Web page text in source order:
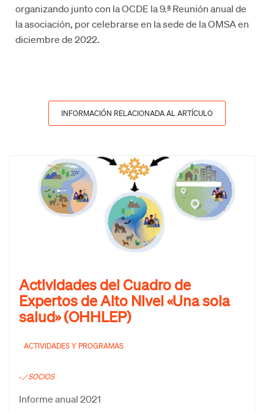
organizando junto con la OCDE la 9.ª Reunión anual de
la asociación, por celebrarse en la sede de la OMSA en
diciembre de 2022.
INFORMACIÓN RELACIONADA AL ARTÍCULO
Actividades del Cuadro de
Expertos de Alto Nivel «Una sola
salud» (OHHLEP)
ACTIVIDADES Y PROGRAMAS
SOCIOS
Informe anual 2021